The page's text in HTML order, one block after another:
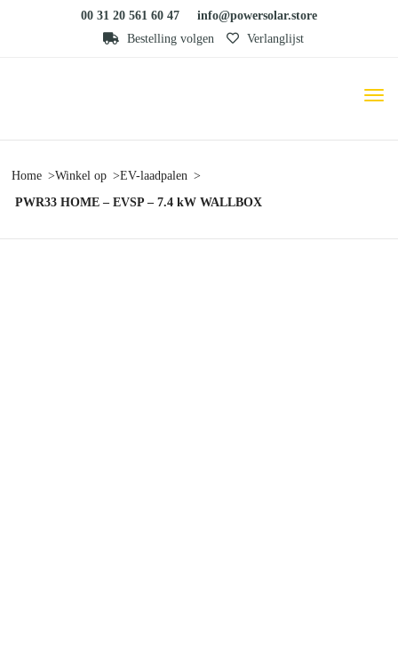
00 31 20 561 60 47
info@powersolar.store
Bestelling volgen
Verlanglijst
Home Winkel op
EV-laadpalen
PWR33 HOME – EVSP – 7.4 kW WALLBOX